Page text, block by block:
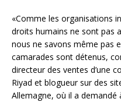
«Comme les organisations
droits humains ne sont pas
nous ne savons même pas
camarades sont détenus,
directeur des ventes d’une
Riyad et blogueur sur des
Allemagne, où il a demandé